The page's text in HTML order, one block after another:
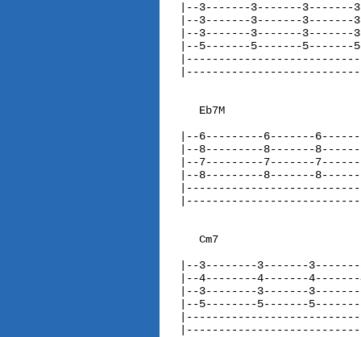
|--3-------3-------
|--3-------3-------
|--3-------3-------
|--5-------5-------
Eb7M
|--6---------6-------
|--8---------8-------
|--7---------7-------
|--8---------8-------
Cm7
|--3--------3-------
|--4--------4-------
|--3--------3-------
|--5--------5-------